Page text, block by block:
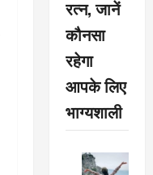
रत्न, जानें
कौनसा
रहेगा
आपके लिए
भाग्यशाली